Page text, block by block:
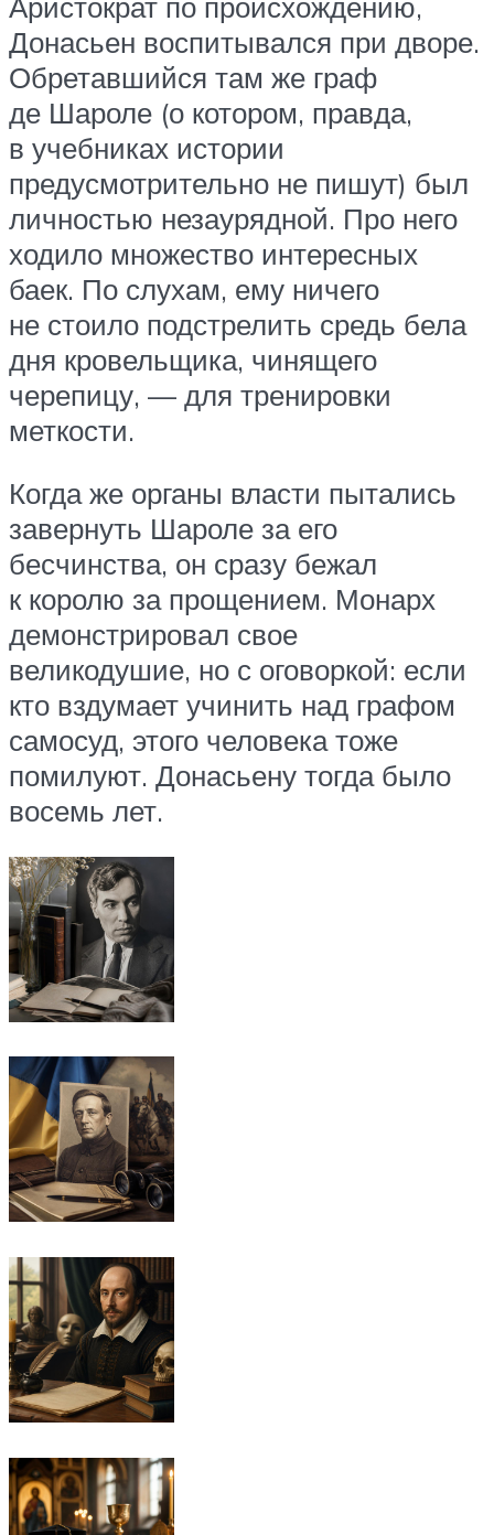
Донасьен воспитывался при дворе.
Обретавшийся там же граф
де Шароле (о котором, правда,
в учебниках истории
предусмотрительно не пишут) был
личностью незаурядной. Про него
ходило множество интересных
баек. По слухам, ему ничего
не стоило подстрелить средь бела
дня кровельщика, чинящего
черепицу, — для тренировки
меткости.
Когда же органы власти пытались
завернуть Шароле за его
бесчинства, он сразу бежал
к королю за прощением. Монарх
демонстрировал свое
великодушие, но с оговоркой: если
кто вздумает учинить над графом
самосуд, этого человека тоже
помилуют. Донасьену тогда было
восемь лет.